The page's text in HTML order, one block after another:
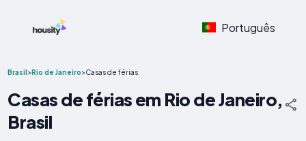
Português
Brasil>Rio de Janeiro>Casas de férias
Casas de férias em Rio de Janeiro,
Brasil